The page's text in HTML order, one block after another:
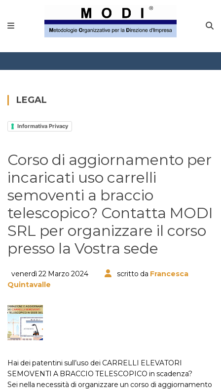
Questionario
Blog e info
FAQ
Corso di aggiornamento per
incaricati uso carrelli
semoventi a braccio
telescopico? Contatta MODI
SRL per organizzare il corso
presso la Vostra sede
venerdì 22 Marzo 2024 scritto da Francesca
Quintavalle
Hai dei patentini sull’uso dei CARRELLI ELEVATORI
SEMOVENTI A BRACCIO TELESCOPICO in scadenza?
Sei nella necessità di organizzare un corso di aggiornamento
LEGAL
Informativa Privacy